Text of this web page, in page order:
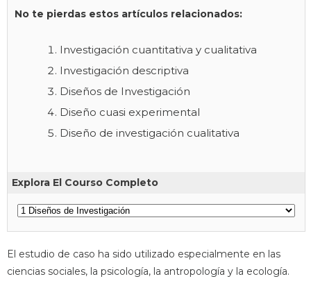
No te pierdas estos artículos relacionados:
Investigación cuantitativa y cualitativa
Investigación descriptiva
Diseños de Investigación
Diseño cuasi experimental
Diseño de investigación cualitativa
Explora El Courso Completo
El estudio de caso ha sido utilizado especialmente en las
ciencias sociales, la psicología, la antropología y la ecología.